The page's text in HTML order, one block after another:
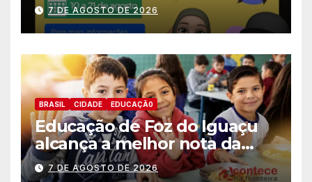
7 DE AGOSTO DE 2026
BRASIL CIDADE EDUCAÇÃ0
Educação de Foz do Iguaçu
alcança a melhor nota da
história no IDEB
7 DE AGOSTO DE 2026